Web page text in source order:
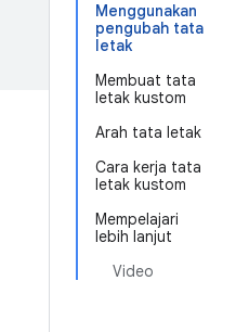
Menggunakan
pengubah tata
letak
Membuat tata
letak kustom
Arah tata letak
Cara kerja tata
letak kustom
Mempelajari
lebih lanjut
Video